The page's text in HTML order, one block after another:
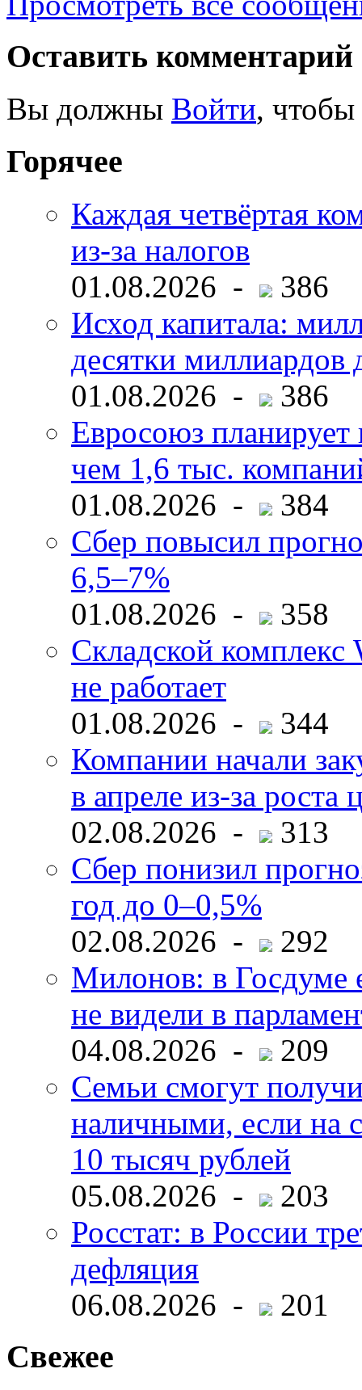
Оставить комментарий
Вы должны Войти, чтобы
Горячее
Каждая четвёртая
из-за налогов
01.08.2026 -
386
Исход капитала:
десятки миллиардов
01.08.2026 -
386
Евросоюз планирует
чем 1,6 тыс.
01.08.2026 -
384
Сбер повысил
6,5–7%
01.08.2026 -
358
Складской комплекс
не работает
01.08.2026 -
344
Компании начали
в апреле из-за роста
02.08.2026 -
313
Сбер понизил
год до 0–0,5%
02.08.2026 -
292
Милонов: в Госдуме
не видели в
04.08.2026 -
209
Семьи смогут
наличными, если на
10 тысяч рублей
05.08.2026 -
203
Росстат: в России
дефляция
06.08.2026 -
201
Свежее